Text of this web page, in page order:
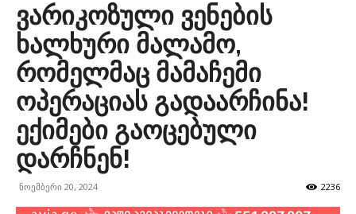
ვარიკოზული ვენების
ხალხური მალამო,
რომელმაც მამაჩემი
ოპერაციას გადაარჩინა!
ექიმები გაოცებული
დარჩნენ!
ნოემბერი 20, 2024 2236